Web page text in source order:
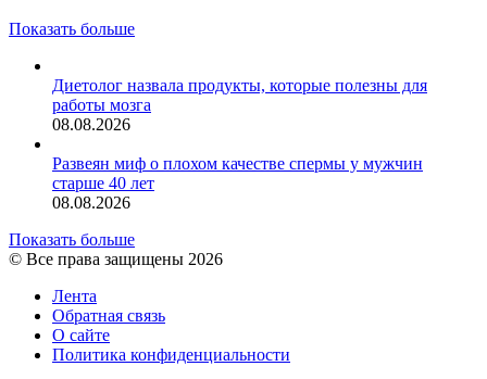
Показать больше
Диетолог назвала продукты, которые полезны для
работы мозга
08.08.2026
Развеян миф о плохом качестве спермы у мужчин
старше 40 лет
08.08.2026
Показать больше
© Все права защищены 2026
Лента
Обратная связь
О сайте
Политика конфиденциальности